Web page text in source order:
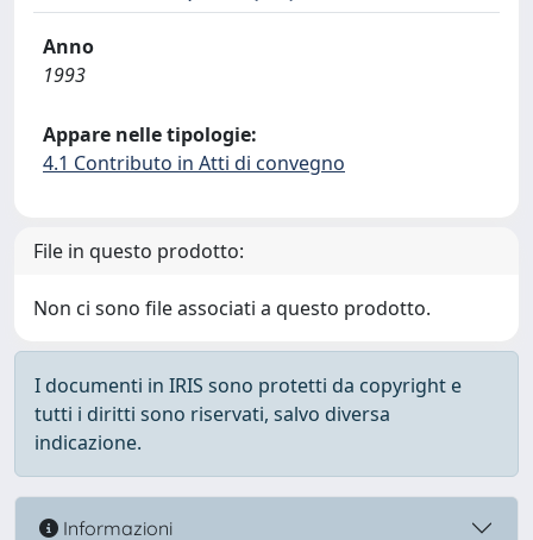
Anno
1993
Appare nelle tipologie:
4.1 Contributo in Atti di convegno
File in questo prodotto:
Non ci sono file associati a questo prodotto.
I documenti in IRIS sono protetti da copyright e
tutti i diritti sono riservati, salvo diversa
indicazione.
Informazioni